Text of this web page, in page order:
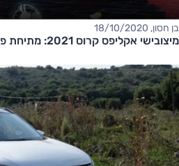
בן חסון, 18/10/2020
מיצובישי אקליפס קרוס 2021: מתיחת פנים, היברידי-נטען